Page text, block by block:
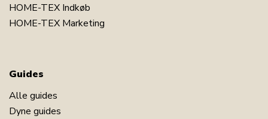
HOME-TEX Indkøb
HOME-TEX Marketing
Guides
Alle guides
Dyne guides